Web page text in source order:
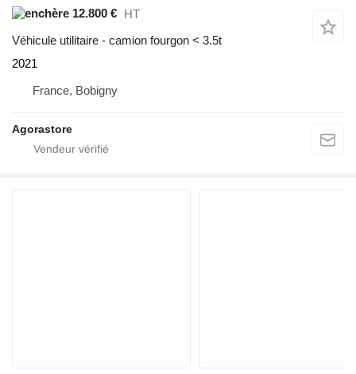
12.800 €
HT
Véhicule utilitaire - camion fourgon < 3.5t
2021
France, Bobigny
Agorastore